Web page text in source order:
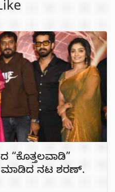
ಮಾಡಿದ ನಟ ಶರಣ್.